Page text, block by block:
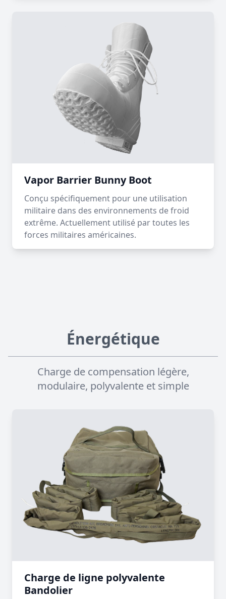
Vapor Barrier Bunny Boot
Conçu spécifiquement pour une utilisation
militaire dans des environnements de froid
extrême. Actuellement utilisé par toutes les
forces militaires américaines.
Énergétique
Charge de compensation légère,
modulaire, polyvalente et simple
Charge de ligne polyvalente
Bandolier